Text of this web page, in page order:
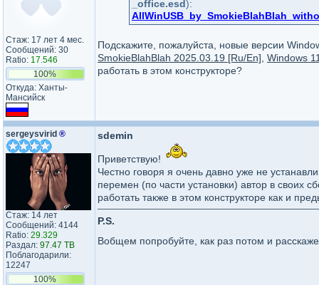
Стаж: 17 лет 4 мес.
Сообщений: 30
Ratio: 17.546
100%
Откуда: Ханты-
Мансийск
_office.esd):
Подскажите, пожалуйста, новые версии
SmokieBlahBlah 2025.03.19 [Ru/En] Windows
работать в этом конструкторе?
sergeysvirid ®
Стаж: 14 лет
Сообщений: 4144
Ratio: 29.329
Раздал: 97.47 TB
Поблагодарили:
12247
100%
sdemin
Приветствую!
Честно говоря я очень давно уже не
перемен (по части установки) автор в своих
работать также в этом конструкторе как и
P.S.
Вобщем попробуйте, как раз потом и